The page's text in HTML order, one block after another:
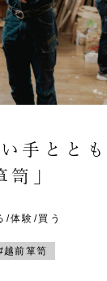
手とと
笥」
/体験/買う
越前箪笥